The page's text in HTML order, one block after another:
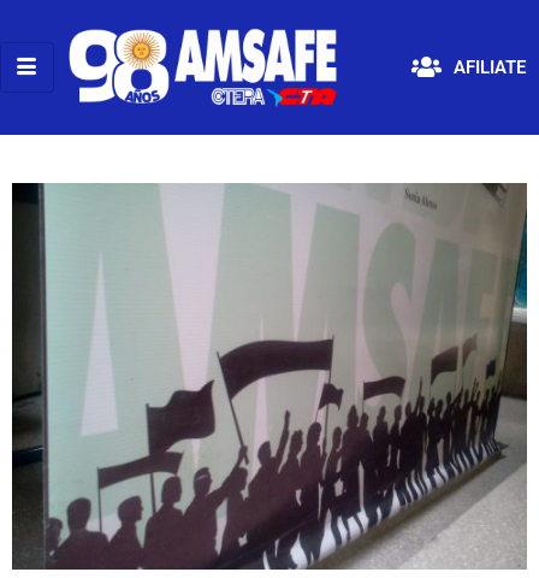
AFILIATE